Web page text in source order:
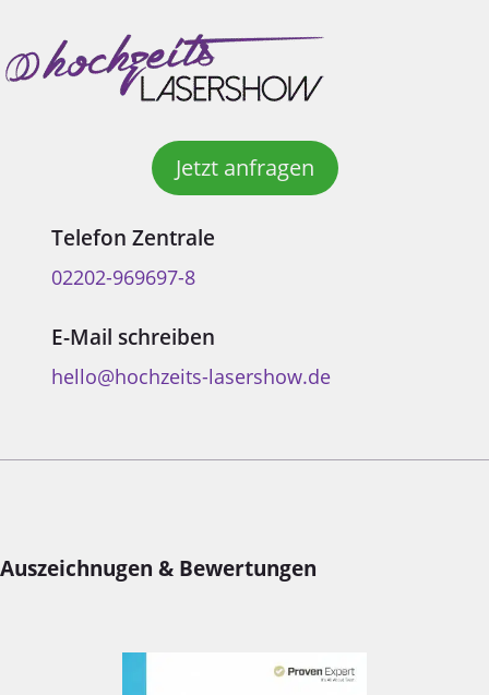
Jetzt anfragen
Telefon Zentrale
02202-969697-8
E-Mail schreiben
hello@hochzeits-lasershow.de
Auszeichnugen & Bewertungen